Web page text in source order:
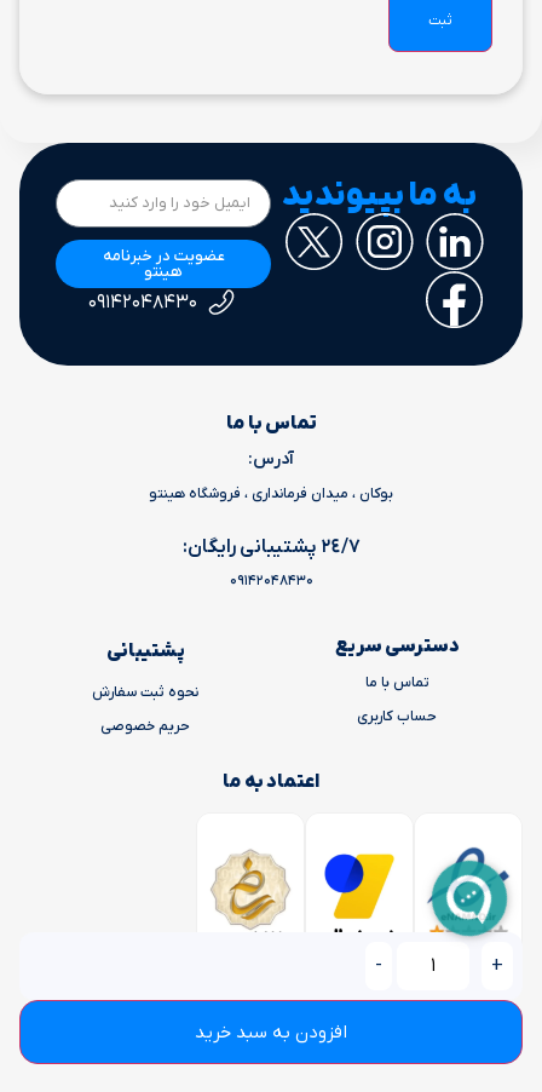
+
-
افزودن به سبد خرید
به ما بپیوندید
عضویت در خبرنامه
هینتو
۰۹۱۴۲۰۴۸۴۳۰
تماس با ما
آدرس:
بوکان ، میدان فرمانداری ، فروشگاه هینتو
٢٤/٧ پشتیبانی رایگان:
09142048430
دسترسی سریع
تماس با ما
حساب کاربری
پشتیبانی
نحوه ثبت سفارش
حریم خصوصی
اعتماد به ما